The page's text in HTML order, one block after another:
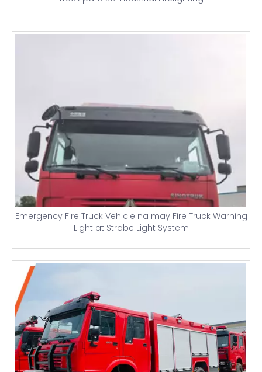
Emergency Fire Truck Vehicle na may Fire Truck Warning
Light at Strobe Light System